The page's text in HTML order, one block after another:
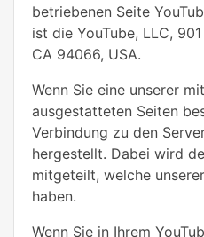
betriebenen Seite
ist die YouTube, LLC,
CA 94066, USA.
Wenn Sie eine unserer
ausgestatteten Seiten
Verbindung zu den
hergestellt. Dabei wird
mitgeteilt, welche
haben.
Wenn Sie in Ihrem